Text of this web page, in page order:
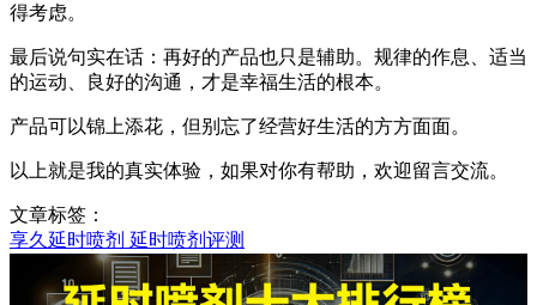
得考虑。
最后说句实在话：再好的产品也只是辅助。规律的作息、适当
的运动、良好的沟通，才是幸福生活的根本。
产品可以锦上添花，但别忘了经营好生活的方方面面。
以上就是我的真实体验，如果对你有帮助，欢迎留言交流。
文章标签：
享久延时喷剂 延时喷剂评测